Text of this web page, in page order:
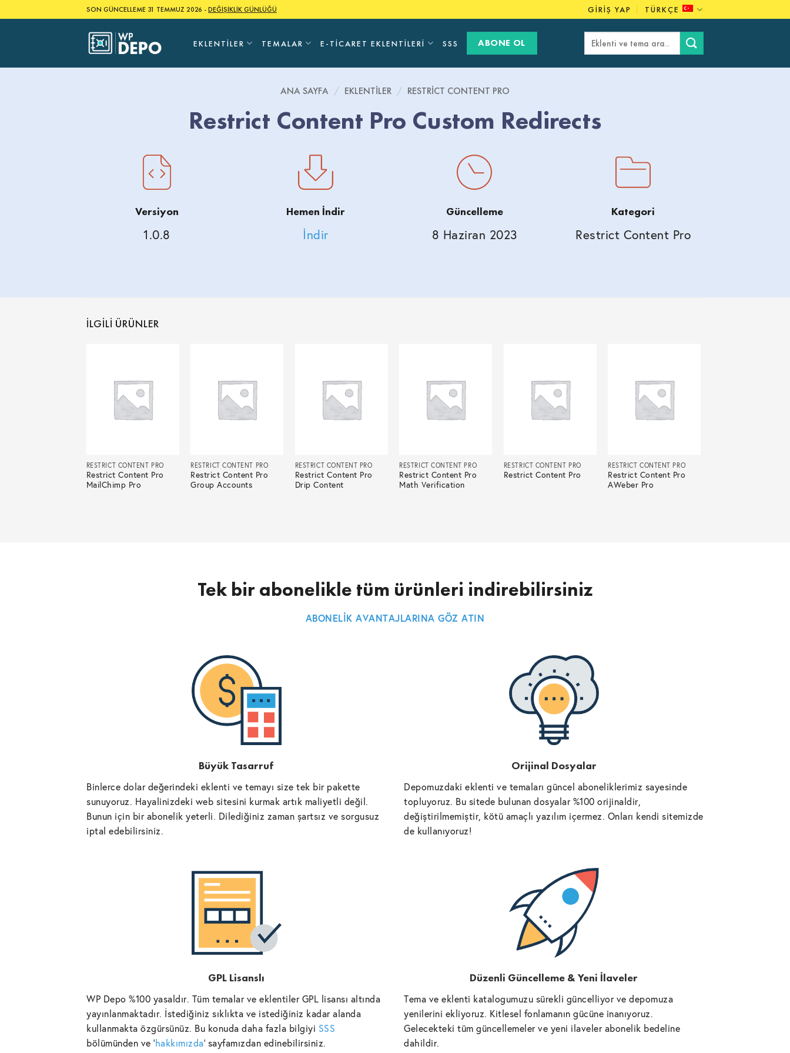
to
SON GÜNCELLEME 31 TEMMUZ 2026 -DEĞİŞİKLİK GÜNLÜĞÜ GIRIŞ YAP TÜRKÇE
EKLENTILER TEMALAR E-TICARET EKLENTILERI SSS ABONE OL Ara:
ANA SAYFA / EKLENTILER / RESTRICT CONTENT PRO
Restrict Content Pro Custom Redirects
Versiyon
1.0.8
Hemen İndir
İndir
Güncelleme
8 Haziran 2023
Kategori
Restrict Content Pro
İLGILI ÜRÜNLER
RESTRICT CONTENT PRO
Restrict Content Pro
MailChimp Pro
RESTRICT CONTENT PRO
Restrict Content Pro
Group Accounts
RESTRICT CONTENT PRO
Restrict Content Pro
Drip Content
RESTRICT CONTENT PRO
Restrict Content Pro
Math Verification
RESTRICT CONTENT PRO
Restrict Content Pro
RESTRICT CONTENT PRO
Restrict Content Pro
AWeber Pro
Tek bir abonelikle tüm ürünleri indirebilirsiniz
ABONELİK AVANTAJLARINA GÖZ ATIN
Büyük Tasarruf
Binlerce dolar değerindeki eklenti ve temayı size tek bir pakette
sunuyoruz. Hayalinizdeki web sitesini kurmak artık maliyetli değil.
Bunun için bir abonelik yeterli. Dilediğiniz zaman şartsız ve sorgusuz
iptal edebilirsiniz.
Orijinal Dosyalar
Depomuzdaki eklenti ve temaları güncel aboneliklerimiz sayesinde
topluyoruz. Bu sitede bulunan dosyalar %100 orijinaldir,
değiştirilmemiştir, kötü amaçlı yazılım içermez. Onları kendi sitemizde
de kullanıyoruz!
GPL Lisanslı
WP Depo %100 yasaldır. Tüm temalar ve eklentiler GPL lisansı altında
yayınlanmaktadır. İstediğiniz sıklıkta ve istediğiniz kadar alanda
kullanmakta özgürsünüz. Bu konuda daha fazla bilgiyi SSS
bölümünden ve 'hakkımızda' sayfamızdan edinebilirsiniz.
Düzenli Güncelleme & Yeni İlaveler
Tema ve eklenti katalogumuzu sürekli güncelliyor ve depomuza
yenilerini ekliyoruz. Kitlesel fonlamanın gücüne inanıyoruz.
Gelecekteki tüm güncellemeler ve yeni ilaveler abonelik bedeline
dahildir.